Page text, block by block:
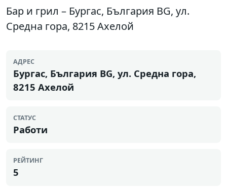
Бар и грил – Бургас, България BG, ул.
Средна гора, 8215 Ахелой
АДРЕС
Бургас, България BG, ул. Средна гора,
8215 Ахелой
СТАТУС
Работи
РЕЙТИНГ
5